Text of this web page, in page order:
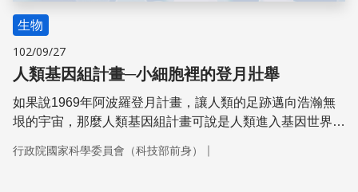
生物
102/09/27
人類基因組計畫─小細胞裡的登月壯舉
如果說1969年阿波羅登月計畫，讓人類的足跡邁向浩瀚無
垠的宇宙，那麼人類基因組計畫可說是人類進入基因世界，
行政院國家科學委員會（科技部前身） ｜